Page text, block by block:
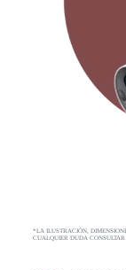
*LA ILUSTRACIÓN,
CUALQUIER DUDA